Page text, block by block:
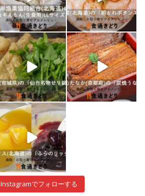
1月 9 1月 8
shokutuu_kidori
1月 5
shokutuu_kidori
12月 30
shokutuu_kidori
12月 28
Instagramでフォローする